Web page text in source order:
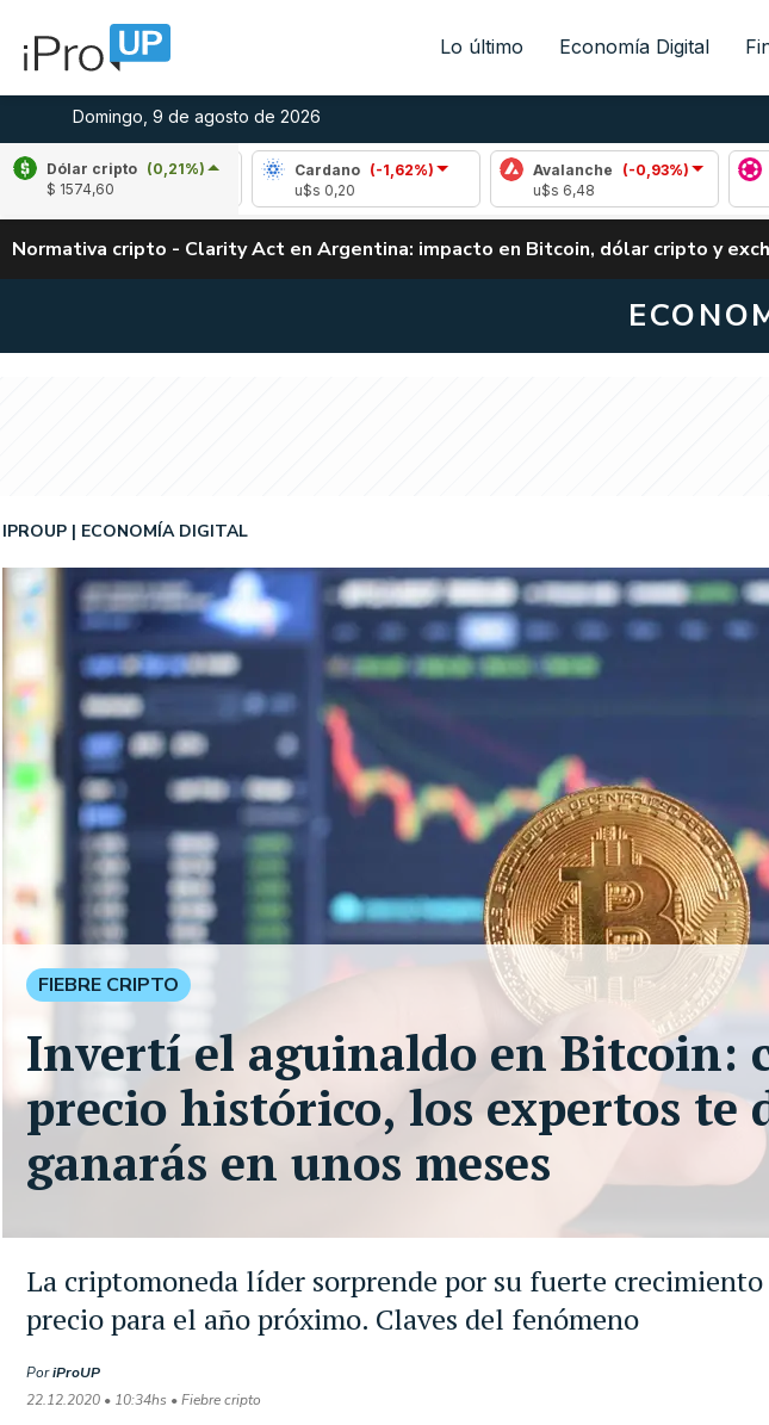
Lo último Economía Digital
Domingo, 9 de agosto de 2026
Dólar cripto (0,21%)
$ 1574,60
(-0,18%)
Cardano (-1,62%)
Avalanche
(-0,93%)
Polkadot
Normativa cripto - Clarity Act en Argentina: impacto en Bitcoin, dólar cripto y
La criptomoneda líder sorprende por su fuerte
precio para el año próximo. Claves del fenómeno
IPROUP ECONOMÍA DIGITAL
PoriProUP
22.12.2020 • 10:34hs • Fiebre cripto
FIEBRE CRIPTO
Invertí el aguinaldo en Bitcoin:
precio histórico, los expertos te
ganarás en unos meses